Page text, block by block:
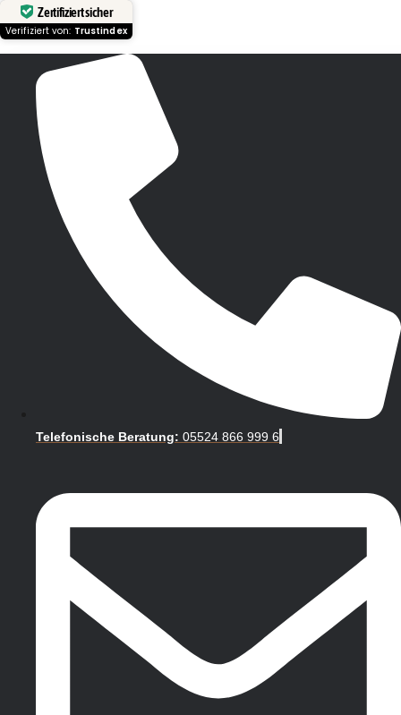
Zertifiziert sicher
Verifiziert von: Trustindex
Telefonische Beratung: 05524 866 999 6